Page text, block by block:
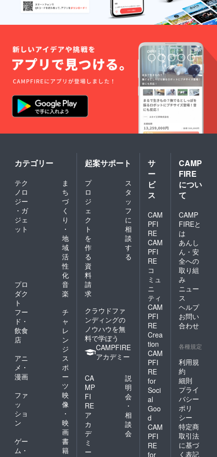
カテゴリー
テク
ノロ
ジー
・ガ
ジェ
ット
ま
ち
づ
く
り
・
地
域
活
性
化
プロ
ダク
ト
音
楽
フー
ド・
飲食
店
チ
ャ
レ
ン
ジ
アニ
メ・
漫画
ス
ポ
ー
ツ
ファ
ッ
ショ
ン
映
像
・
映
画
ゲー
ム・
書
籍
起案サポート
プ
ロ
ジ
ェ
ク
ト
を
作
る
ス
タ
ッ
フ
に
相
談
す
る
資
料
請
求
クラウドファ
ンディングの
ノウハウを無
料で学ぼう
CAMPFIRE
アカデミー
CA
MP
FI
RE
ア
カ
デ
ミ
ー
説
明
会
・
相
談
会
サ
ー
ビ
ス
CAM
PFI
RE
CAM
PFI
RE
コ
ミュ
ニ
ティ
CAM
PFI
RE
Crea
tion
CAM
PFI
RE
for
Soci
al
Goo
d
CAM
PFI
RE
for
CAMP
FIRE
につい
て
CAMP
FIREと
は
あんし
ん・安
全への
取り組
み
ニュー
ス
ヘルプ
お問い
合わせ
各種規定
利用規
約
細則
プライ
バシー
ポリ
シー
特定商
取引法
に基づ
く表記